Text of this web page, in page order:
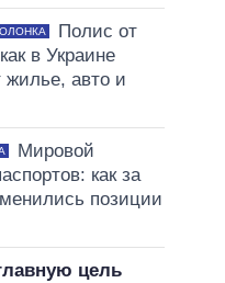
Полис от
в Украине
жилье, авто и
Мировой
как за
позиции
цель